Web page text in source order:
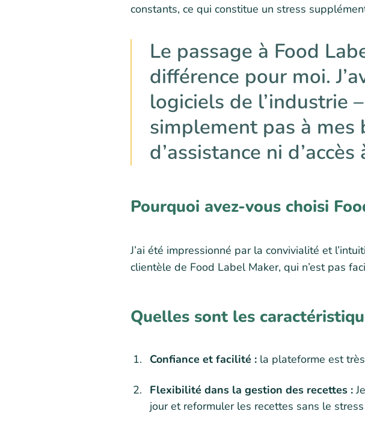
constants, ce qui constitue un stress
Le passage à Food
différence pour moi.
logiciels de l’industrie
simplement pas à mes
d’assistance ni
Pourquoi avez-vous choisi
J’ai été impressionné par la convivialité et
clientèle de Food Label Maker, qui n’est pas
Quelles sont les
Confiance et facilité : la plateforme est
Flexibilité dans la gestion des recettes :
jour et reformuler les recettes sans le